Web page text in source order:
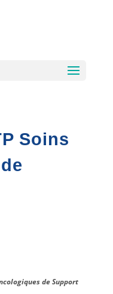
Soins
de Support